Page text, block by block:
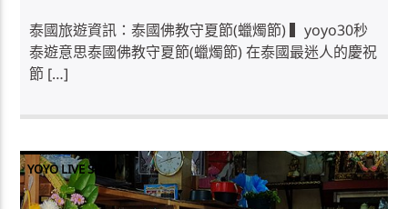
泰國旅遊資訊：泰國佛教守夏節(蠟燭節) ▍yoyo30秒
泰遊意思泰國佛教守夏節(蠟燭節) 在泰國最迷人的慶祝
節 […]
YOYO LIVE SHOW